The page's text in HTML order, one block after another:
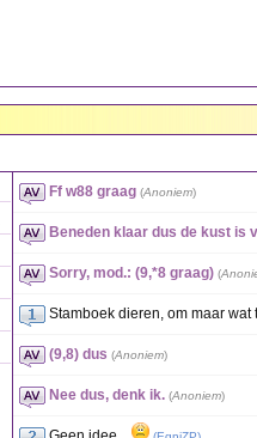
Ff w88 graag (Anoniem)
Beneden klaar dus de kust is
Sorry, mod.: (9,*8 graag) (
Stamboek dieren, om maar wat
(9,8) dus (Anoniem)
Nee dus, denk ik. (Anoniem)